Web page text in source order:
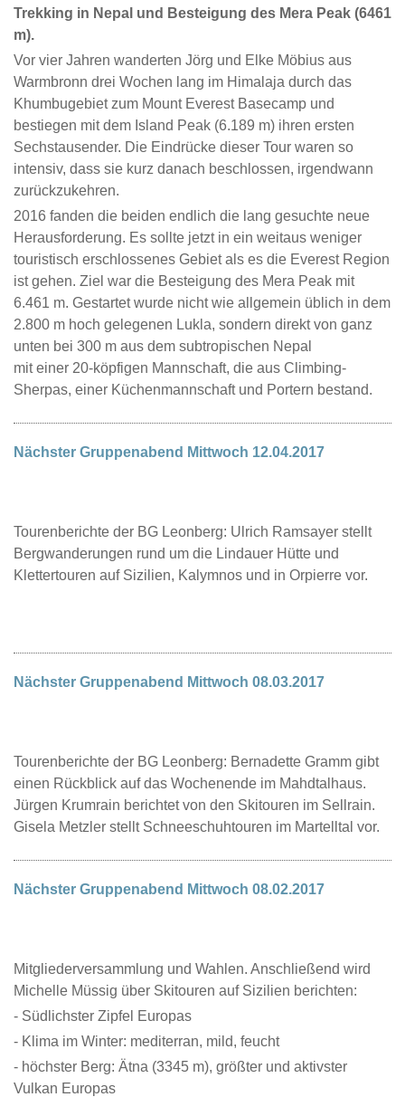
Trekking in Nepal und Besteigung des Mera Peak (6461
m).
Vor vier Jahren wanderten Jörg und Elke Möbius aus
Warmbronn drei Wochen lang im Himalaja durch das
Khumbugebiet zum Mount Everest Basecamp und
bestiegen mit dem Island Peak (6.189 m) ihren ersten
Sechstausender. Die Eindrücke dieser Tour waren so
intensiv, dass sie kurz danach beschlossen, irgendwann
zurückzukehren.
2016 fanden die beiden endlich die lang gesuchte neue
Herausforderung. Es sollte jetzt in ein weitaus weniger
touristisch erschlossenes Gebiet als es die Everest Region
ist gehen. Ziel war die Besteigung des Mera Peak mit
6.461 m. Gestartet wurde nicht wie allgemein üblich in dem
2.800 m hoch gelegenen Lukla, sondern direkt von ganz
unten bei 300 m aus dem subtropischen Nepal
mit einer 20-köpfigen Mannschaft, die aus Climbing-
Sherpas, einer Küchenmannschaft und Portern bestand.
Nächster Gruppenabend Mittwoch 12.04.2017
Tourenberichte der BG Leonberg: Ulrich Ramsayer stellt
Bergwanderungen rund um die Lindauer Hütte und
Klettertouren auf Sizilien, Kalymnos und in Orpierre vor.
Nächster Gruppenabend Mittwoch 08.03.2017
Tourenberichte der BG Leonberg: Bernadette Gramm gibt
einen Rückblick auf das Wochenende im Mahdtalhaus.
Jürgen Krumrain berichtet von den Skitouren im Sellrain.
Gisela Metzler stellt Schneeschuhtouren im Martelltal vor.
Nächster Gruppenabend Mittwoch 08.02.2017
Mitgliederversammlung und Wahlen. Anschließend wird
Michelle Müssig über Skitouren auf Sizilien berichten:
- Südlichster Zipfel Europas
- Klima im Winter: mediterran, mild, feucht
- höchster Berg: Ätna (3345 m), größter und aktivster
Vulkan Europas